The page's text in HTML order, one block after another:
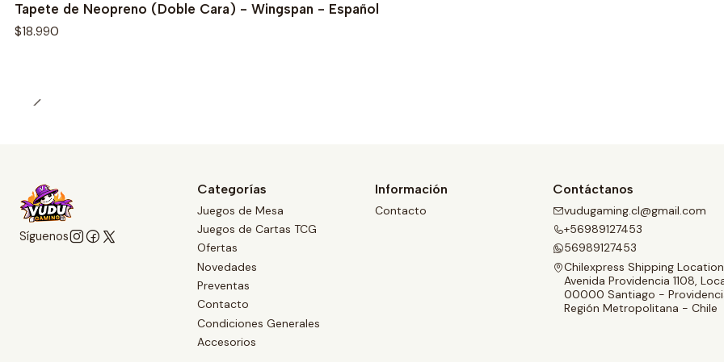
Tapete de Neopreno (Doble Cara) - Wingspan - Español
$18.990
Síguenos
Categorías
Juegos de Mesa
Juegos de Cartas TCG
Ofertas
Novedades
Preventas
Contacto
Condiciones Generales
Accesorios
Información
Contacto
Contáctanos
vudugaming.cl@gmail.com
+56989127453
56989127453
Chilexpress Shipping Location
Avenida Providencia 1108,
00000 Santiago -
Región Metropolitana - Chile